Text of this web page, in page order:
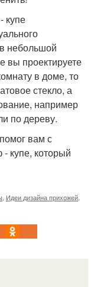
купе
небольшой
вы проектируете
в доме, то
стекло, а
например
по дереву.
вам с
купе, который
, Идеи дизайна прихожей,